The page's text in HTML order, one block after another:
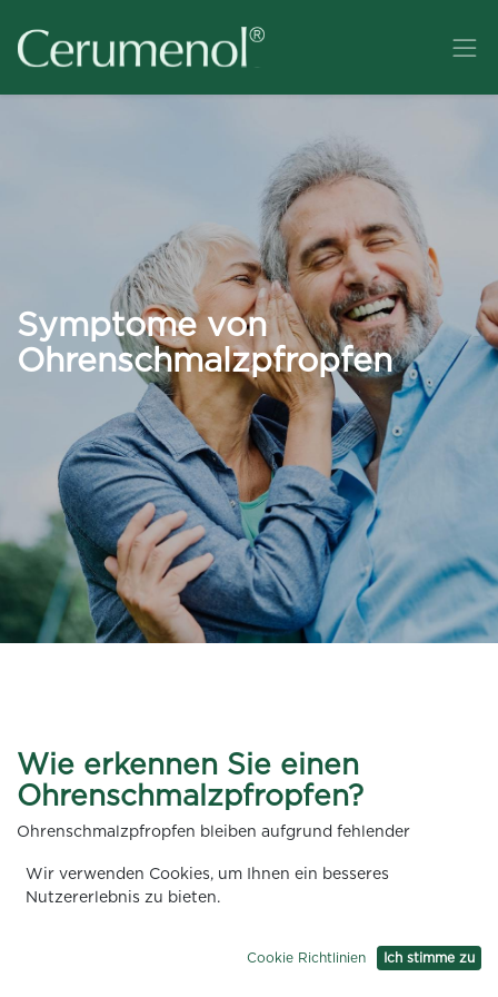
Symptome von
Ohrenschmalzpfropfen
Wie erkennen Sie einen
Ohrenschmalzpfropfen?
Ohrenschmalzpfropfen bleiben aufgrund fehlender
können Ohrenschmalzpfropfen eine Vielzahl von
Symptomen verursachen, die oft plötzlich auftreten und
Wir verwenden Cookies, um Ihnen ein besseres
Nutzererlebnis zu bieten.
Cookie Richtlinien Ich stimme zu